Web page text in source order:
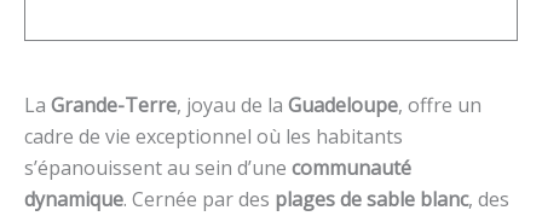
La Grande-Terre, joyau de la Guadeloupe, offre un
cadre de vie exceptionnel où les habitants
s’épanouissent au sein d’une communauté
dynamique. Cernée par des plages de sable blanc, des